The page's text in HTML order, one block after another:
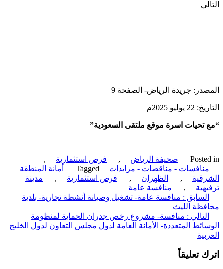
جريدة الرياض- الصفحة 9
2025م
تحيات اسرة موقع ملتقى السعودية”
صحيفة الرياض , فرص استثمارية
,
- مناقصات - مزايدات
Tagged
أمانة المنطقة
, الظهران , فرص استثمارية ,
مدينة
, منافسة عامة
: منافسة عامة- تشغيل وصيانة أنشطة تجارية- بلدية
الليث
:منافسة- مشروع رخص جدران الحماية لمنظومة
المتعددة- الأمانة العامة لدول مجلس التعاون لدول الخليج
تعليقاً